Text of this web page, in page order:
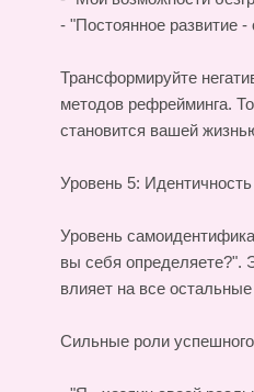
- "Постоянное развитие -
Трансформируйте
методов рефрейминга.
становится вашей
Уровень 5:
Уровень
вы себя определяете?".
влияет на все
Сильные роли